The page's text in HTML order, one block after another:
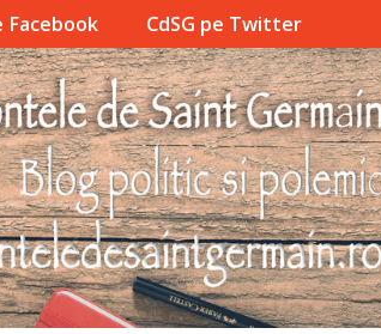
Facebook CdSG pe Twitter